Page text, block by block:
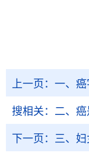
上一页： 一、
搜相关： 二、癌
下一页： 三、